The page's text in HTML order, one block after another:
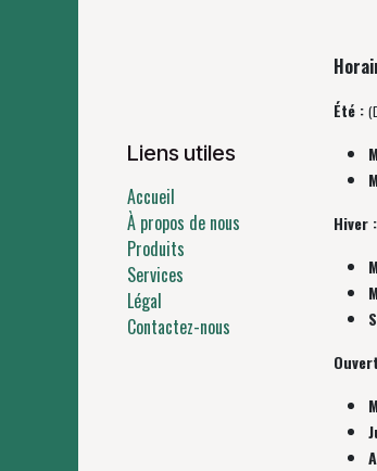
Liens utiles
Accueil
À propos de nous
Produits
Services
Légal
Contactez-nous
Été :
Hiver :